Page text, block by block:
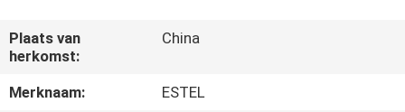
ONS
FABRIEKSREIS
Plaats van
herkomst:
China
Merknaam:
ESTEL